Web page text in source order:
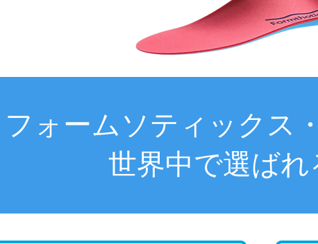
フォームソティックス
世界中で選ばれ